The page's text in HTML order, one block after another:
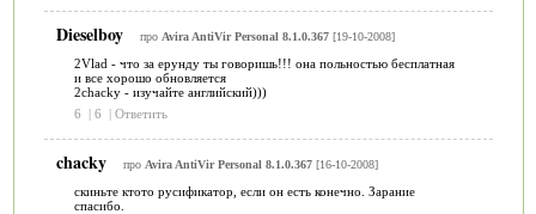
Dieselboy про Avira AntiVir Personal 8.1.0.367[19-10-2008]
2Vlad - что за ерунду ты говоришь!!! она польностью бесплатная
и все хорошо обновляется
2chacky - изучайте английский)))
6
| 6 | Ответить
chacky про Avira AntiVir Personal 8.1.0.367[16-10-2008]
скиньте ктото русификатор, если он есть конечно. Зарание
спасибо.